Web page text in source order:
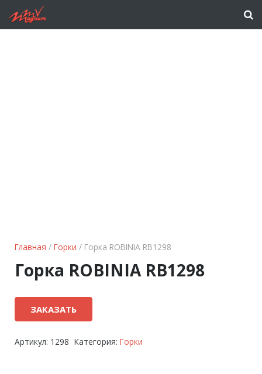
Главная / Горки / Горка ROBINIA RB1298
Горка ROBINIA RB1298
ЗАКАЗАТЬ
Артикул: 1298 Категория: Горки